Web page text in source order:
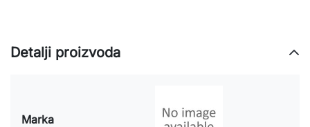
Detalji proizvoda
Marka